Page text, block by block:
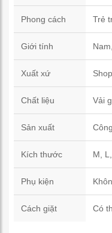
Phong cách Trẻ
Giới tính
Xuất xứ
Chất liệu Vải
Sản xuất
Kích thước M,
Phụ kiện
Cách giặt Có